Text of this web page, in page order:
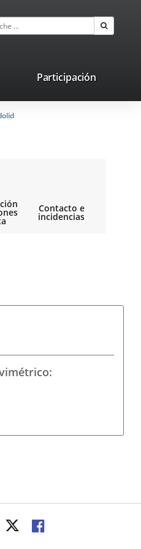
Participación
Contacto e
incidencias
ENLACEENLACE